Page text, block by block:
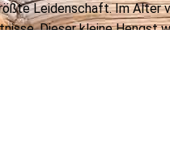
Leidenschaft. Im Alter
Dieser kleineHengst